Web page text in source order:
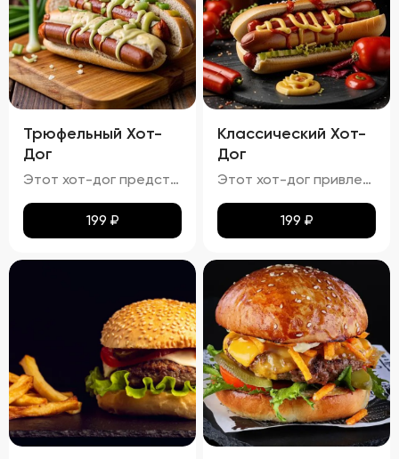
Трюфельный Хот-
Дог
Этот хот-дог представляет собой изысканное сочетание вкуса и текстуры.
199 ₽
Классический Хот-
Дог
Этот хот-дог привлекает внимание своей аппетитностью.
199 ₽